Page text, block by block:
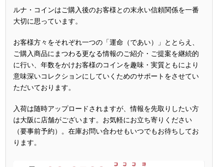
ルナ・コインはご購入後のお客様との末永い信頼関係を一番
大切に思っています。
お客様方々をそれぞれ一つの「運命（であい）」ととらえ、
ご購入商品にまつわる更なる情報のご紹介・ご提案を継続的
に行い、年数をかけお客様のコインを趣味・実質ともにより
意味深いコレクションにしていくためのサポートをさせてい
ただいております。
入荷は随時アップロードされますが、情報を先取りしたい方
は大阪に店舗がございます。お気軽にお立ち寄りください
（要事前予約）。在庫お問い合わせもいつでもお待ちしてお
ります。